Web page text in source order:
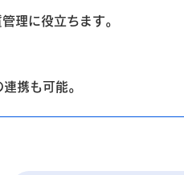
理に役立ちます。
携も可能。